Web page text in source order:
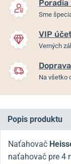
Sme
VIP
Verných
Na všetko
Popis produktu
Naťahovač
naťahovač pre 4